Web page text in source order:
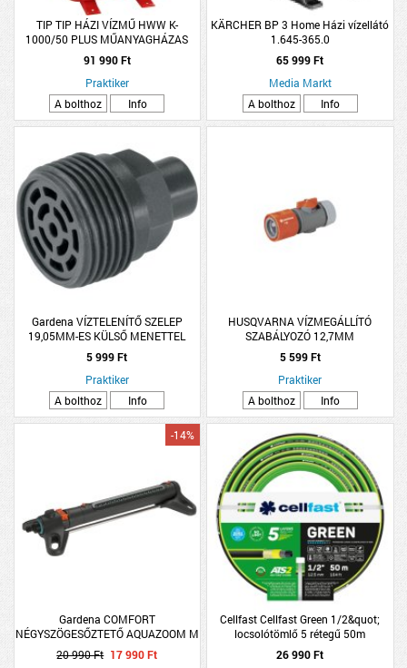
TIP TIP HÁZI VÍZMŰ HWW K-
1000/50 PLUS MŰANYAGHÁZAS
800W 50L
91 990 Ft
Praktiker
A bolthoz
Info
KÄRCHER BP 3 Home Házi vízellátó
1.645-365.0
65 999 Ft
Media Markt
A bolthoz
Info
Gardena VÍZTELENÍTŐ SZELEP
19,05MM-ES KÜLSŐ MENETTEL
5 999 Ft
Praktiker
A bolthoz
Info
HUSQVARNA VÍZMEGÁLLÍTÓ
SZABÁLYOZÓ 12,7MM
5 599 Ft
Praktiker
A bolthoz
Info
Gardena COMFORT
NÉGYSZÖGESŐZTETŐ AQUAZOOM M
-14%
20 990 Ft 17 990 Ft
Cellfast Cellfast Green 1/2&quot;
locsolótömlő 5 rétegű 50m
26 990 Ft